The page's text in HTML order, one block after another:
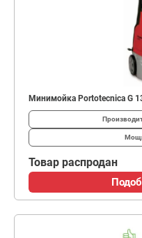
Минимойка Portotecnica G
Товар распродан